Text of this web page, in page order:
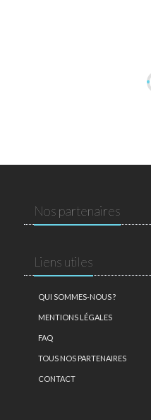
Nos partenaires
Liens utiles
QUI SOMMES-NOUS ?
MENTIONS LÉGALES
FAQ
TOUS NOS PARTENAIRES
CONTACT